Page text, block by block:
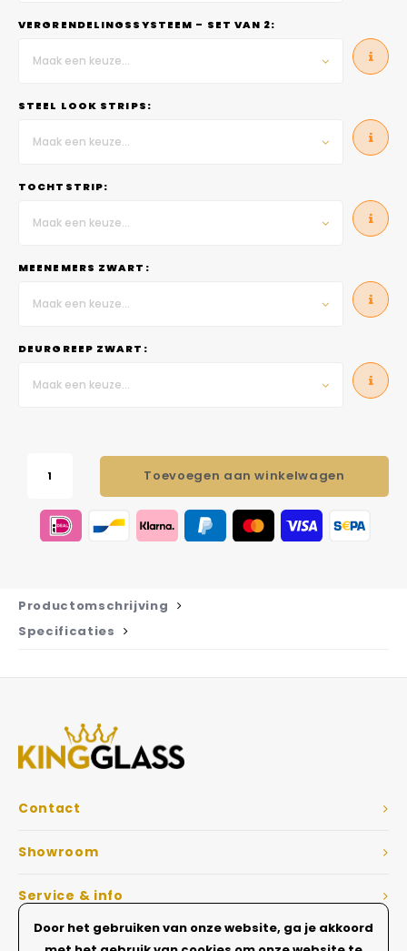
VERGRENDELINGSSYSTEEM – SET VAN 2:
Maak een keuze...
STEEL LOOK STRIPS:
Maak een keuze...
TOCHTSTRIP:
Maak een keuze...
MEENEMERS ZWART:
Maak een keuze...
DEURGREEP ZWART:
Maak een keuze...
Toevoegen aan winkelwagen
Productomschrijving
Specificaties
Contact
Showroom
Service & info
Dé Glazen wanden specialist
Door het gebruiken van onze website, ga je akkoord